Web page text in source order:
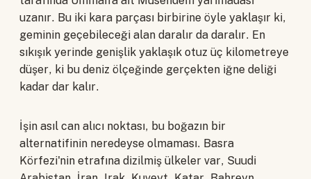
uzanır. Bu iki kara parçası birbirine öyle yaklaşır ki,
geminin geçebileceği alan daralır da daralır. En
sıkışık yerinde genişlik yaklaşık otuz üç kilometreye
düşer, ki bu deniz ölçeğinde gerçekten iğne deliği
kadar dar kalır.
İşin asıl can alıcı noktası, bu boğazın bir
alternatifinin neredeyse olmaması. Basra
Körfezi'nin etrafına dizilmiş ülkeler var, Suudi